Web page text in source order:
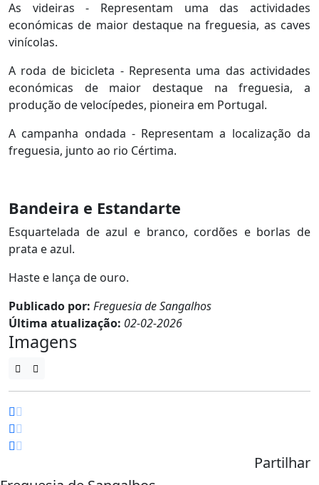
As videiras - Representam uma das actividades
económicas de maior destaque na freguesia, as caves
vinícolas.
A roda de bicicleta - Representa uma das actividades
económicas de maior destaque na freguesia, a
produção de velocípedes, pioneira em Portugal.
A campanha ondada - Representam a localização da
freguesia, junto ao rio Cértima.
Bandeira e Estandarte
Esquartelada de azul e branco, cordões e borlas de
prata e azul.
Haste e lança de ouro.
Publicado por: Freguesia de Sangalhos
Última atualização: 02-02-2026
Imagens
Partilhar